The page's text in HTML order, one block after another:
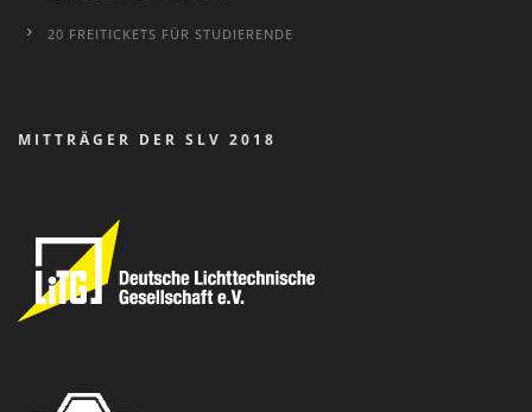
20 FREITICKETS FÜR STUDIERENDE
MITTRÄGER DER SLV 2018